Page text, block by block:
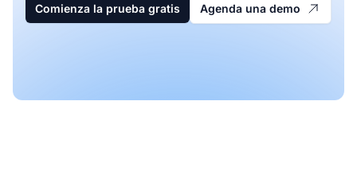
Comienza la prueba gratis Agenda una demo